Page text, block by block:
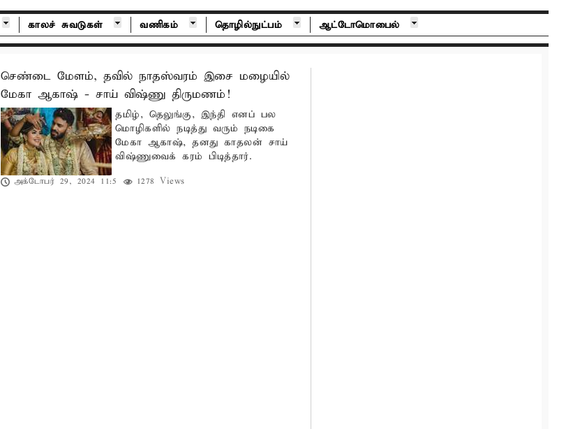
காலச் சுவடுகள் வணிகம் தொழில்நுட்பம் ஆட்டோமொபைல்
செண்டை மேளம், தவில் நாதஸ்வரம் இசை மழையில்
மேகா ஆகாஷ் - சாய் விஷ்ணு திருமணம்!
தமிழ், தெலுங்கு, இந்தி எனப் பல
மொழிகளில் நடித்து வரும் நடிகை
மேகா ஆகாஷ், தனது காதலன் சாய்
விஷ்ணுவைக் கரம் பிடித்தார்.
அக்டோபர் 29, 2024 11:5 1278 Views